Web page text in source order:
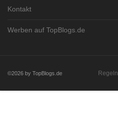
Kontakt
Werben auf TopBlogs.de
©2026 by TopBlogs.de Regeln